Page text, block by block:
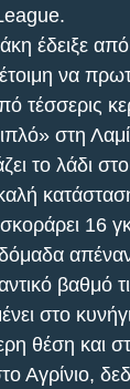
έδειξε
έτοιμη να
τέσσερις
στη
το λάδι
σκοράρει 16
βαθμό
στο
θέση και
Αγρίνιο,